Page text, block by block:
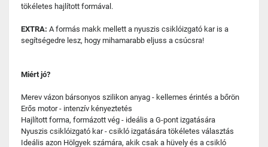
tökéletes hajlított formával.
EXTRA: A formás makk mellett a nyuszis csiklóizgató kar is a
segítségedre lesz, hogy mihamarabb eljuss a csúcsra!
Miért jó?
Merev vázon bársonyos szilikon anyag - kellemes érintés a bőrön
Erős motor - intenzív kényeztetés
Hajlított forma, formázott vég - ideális a G-pont izgatására
Nyuszis csiklóizgató kar - csikló izgatására tökéletes választás
Ideális azon Hölgyek számára, akik csak a hüvely és a csikló